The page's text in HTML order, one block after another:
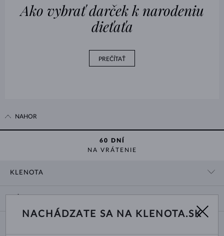
Ako vybrať darček k narodeniu
dieťaťa
PREČÍTAŤ
NAHOR
60 DNÍ
NA VRÁTENIE
KLENOTA
O NÁS
DODANIE A PLATBA ZA TOVAR
NACHÁDZATE SA NA KLENOTA.SK